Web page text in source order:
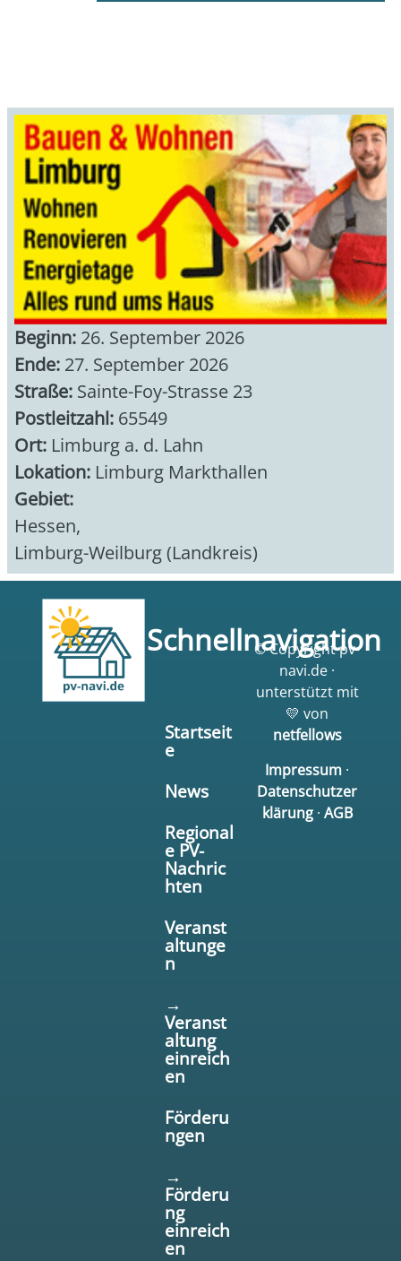
Beginn: 26. September 2026
Ende: 27. September 2026
Straße: Sainte-Foy-Strasse 23
Postleitzahl: 65549
Ort: Limburg a. d. Lahn
Lokation: Limburg Markthallen
Gebiet:
Hessen,
Limburg-Weilburg (Landkreis)
Schnellnavigation
Startseit
e
News
Regional
e PV-
Nachric
hten
Veranst
altunge
n
→
Veranst
altung
einreich
en
Förderu
ngen
→
Förderu
ng
einreich
en
© Copyright pv-
navi.de ·
unterstützt mit
💛 von
netfellows
Impressum ·
Datenschutzer
klärung· AGB